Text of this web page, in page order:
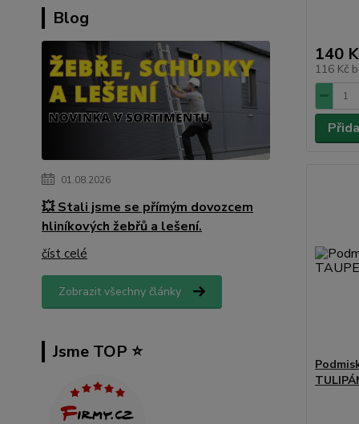
Blog
01.08.2026
💥 Stali jsme se přímým dovozcem
hliníkových žebřů a lešení.
číst celé
Zobrazit všechny články
Jsme TOP ⭐️
140
116 Kč